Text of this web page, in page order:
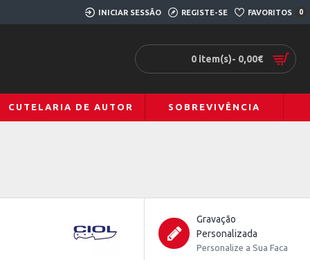
INICIAR SESSÃO REGISTE-SE FAVORITOS 0
0 item(s)- 0,00€
CUTELARIA DE AUTOR SOBREVIVÊNCIA
Gravação
Personalizada
Personalize a Sua Faca